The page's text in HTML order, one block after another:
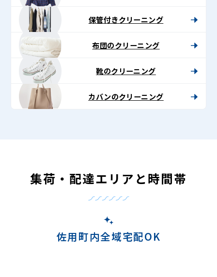
保管付きクリーニング
布団のクリーニング
靴のクリーニング
カバンのクリーニング
集荷・配達エリアと時間帯
佐用町内全域宅配OK